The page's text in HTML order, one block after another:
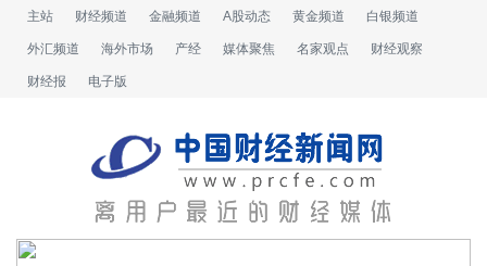
主站 财经频道 金融频道 A股动态 黄金频道 白银频道
外汇频道 海外市场 产经 媒体聚焦 名家观点 财经观察
财经报 电子版